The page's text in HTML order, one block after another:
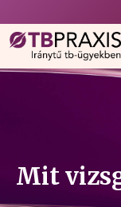
Mit